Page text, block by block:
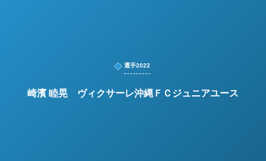
選手2022
崎濱 睦晃 ヴィクサーレ沖縄ＦＣジュニアユース